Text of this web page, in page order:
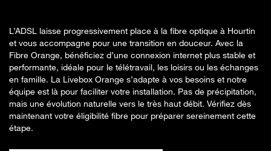
L’ADSL laisse progressivement place à la fibre optique à Hourtin
et vous accompagne pour une transition en douceur. Avec la
Fibre Orange, bénéficiez d’une connexion internet plus stable et
performante, idéale pour le télétravail, les loisirs ou les échanges
en famille. La Livebox Orange s’adapte à vos besoins et notre
équipe est là pour faciliter votre installation. Pas de précipitation,
mais une évolution naturelle vers le très haut débit. Vérifiez dès
maintenant votre éligibilité fibre pour préparer sereinement cette
étape.